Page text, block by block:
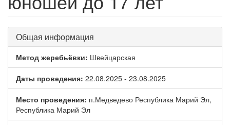
Общая информация
Метод жеребьёвки: Швейцарская
Даты проведения: 22.08.2025 - 23.08.2025
Место проведения: п.Медведево Республика Марий Эл,
Республика Марий Эл